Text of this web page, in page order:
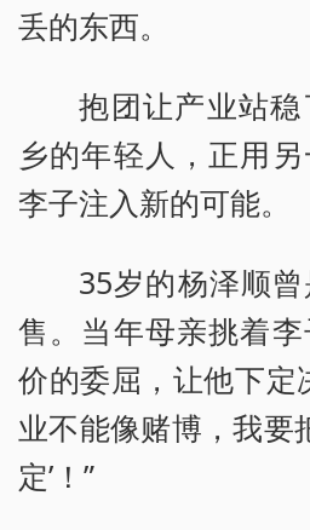
丢的东西。
抱团让产业站
乡的年轻人，正用
李子注入新的可能。
35岁的杨泽顺
售。当年母亲挑着
价的委屈，让他下定
业不能像赌博，我要
定’！”